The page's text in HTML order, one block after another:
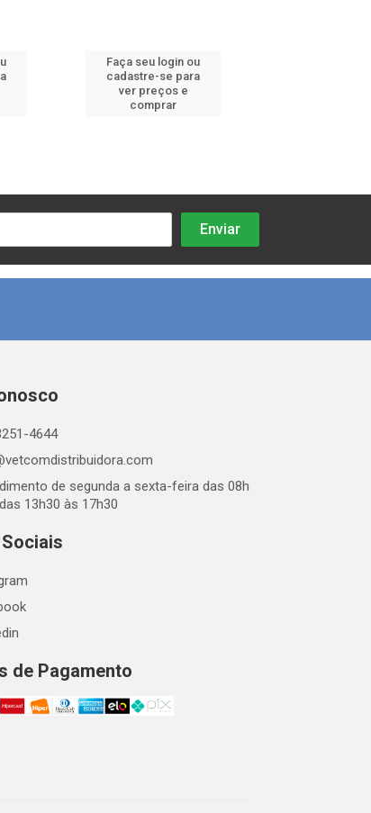
Faça seu login ou
cadastre-se para
ver preços e
comprar
4644
de segunda a sexta-feira das 08h
13h30 às 17h30
de Pagamento